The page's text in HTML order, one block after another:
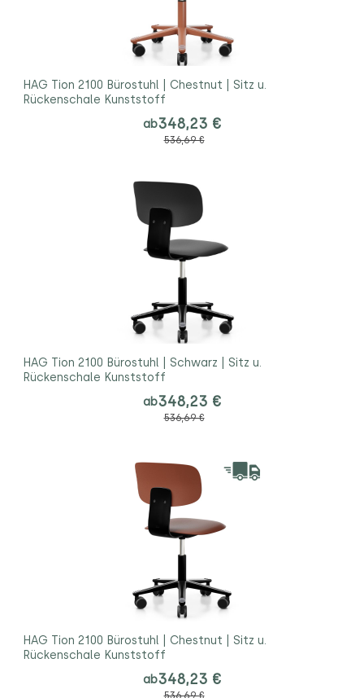
HAG Tion 2100 Bürostuhl | Chestnut | Sitz u.
Rückenschale Kunststoff
ab348,23 €
536,69 €
HAG Tion 2100 Bürostuhl | Schwarz | Sitz u.
Rückenschale Kunststoff
ab348,23 €
536,69 €
HAG Tion 2100 Bürostuhl | Chestnut | Sitz u.
Rückenschale Kunststoff
ab348,23 €
536,69 €